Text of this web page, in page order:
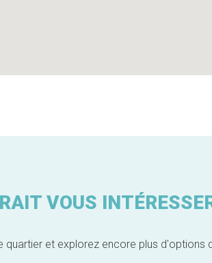
VOUS
et explorez encore plus d'options